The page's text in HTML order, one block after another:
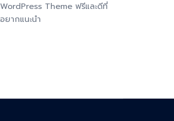
WordPress Theme ฟรีและดีที่
อยากแนะนำ